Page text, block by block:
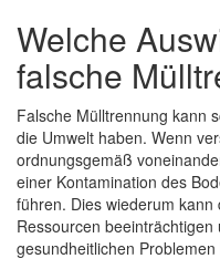
Welche
falsche
Falsche Mülltrennung kann
die Umwelt haben. Wenn
ordnungsgemäß
einer Kontamination des
führen. Dies wiederum
Ressourcen
gesundheitlichen